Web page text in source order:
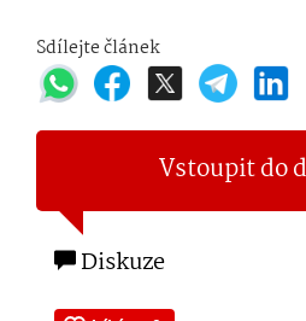
Sdílejte článek
Vstoupit do
Diskuze